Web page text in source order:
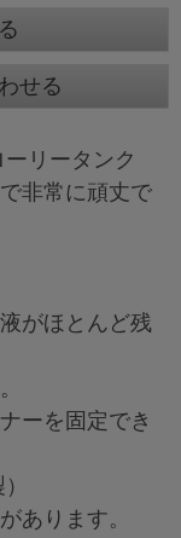
せる
リータンク
非常に頑丈で
がほとんど残
ーを固定でき
あります。